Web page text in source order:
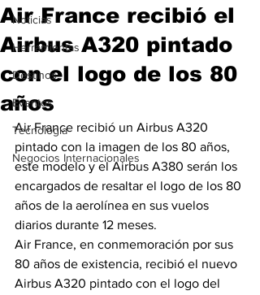
Noticias
Herramientas
Destinos
Eventos
Tecnología
Negocios Internacionales
Air France recibió el
Airbus A320 pintado
con el logo de los 80
años
Air France recibió un Airbus A320
pintado con la imagen de los 80 años,
este modelo y el Airbus A380 serán los
encargados de resaltar el logo de los 80
años de la aerolínea en sus vuelos
diarios durante 12 meses.
Air France, en conmemoración por sus
80 años de existencia, recibió el nuevo
Airbus A320 pintado con el logo del